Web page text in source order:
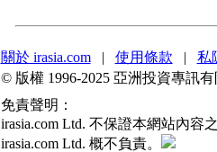
關於 irasia.com| 使用條款 | 私
© 版權 1996-2025 亞洲投資專訊
免責聲明：
irasia.com Ltd. 不保證本網站內
irasia.com Ltd. 概不負責。